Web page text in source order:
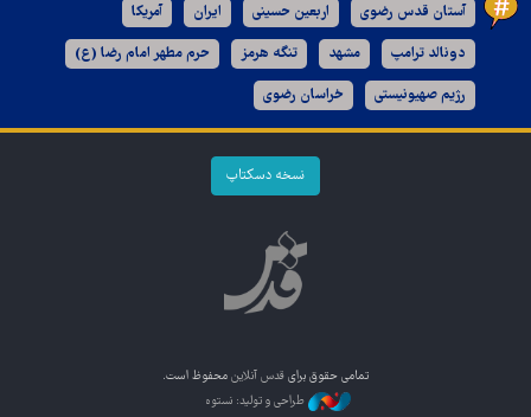
آستان قدس رضوی اربعین حسینی ایران آمریکا
دونالد ترامپ مشهد تنگه هرمز حرم مطهر امام رضا (ع)
رژیم صهیونیستی خراسان رضوی
نسخه دسکتاپ
تمامی حقوق برای قدس آنلاین محفوظ است.
طراحی و تولید: نستوه